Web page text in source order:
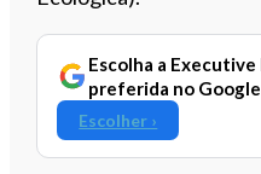
Escolha a
preferida no Google
Escolher ›